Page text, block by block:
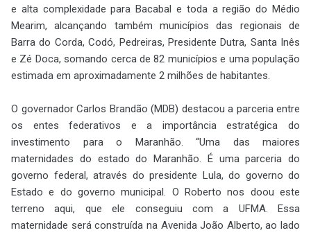
e alta complexidade para Bacabal e toda a região do Médio
Mearim, alcançando também municípios das regionais de
Barra do Corda, Codó, Pedreiras, Presidente Dutra, Santa Inês
e Zé Doca, somando cerca de 82 municípios e uma população
estimada em aproximadamente 2 milhões de habitantes.
O governador Carlos Brandão (MDB) destacou a parceria entre
os entes federativos e a importância estratégica do
investimento para o Maranhão. “Uma das maiores
maternidades do estado do Maranhão. É uma parceria do
governo federal, através do presidente Lula, do governo do
Estado e do governo municipal. O Roberto nos doou este
terreno aqui, que ele conseguiu com a UFMA. Essa
maternidade será construída na Avenida João Alberto, ao lado